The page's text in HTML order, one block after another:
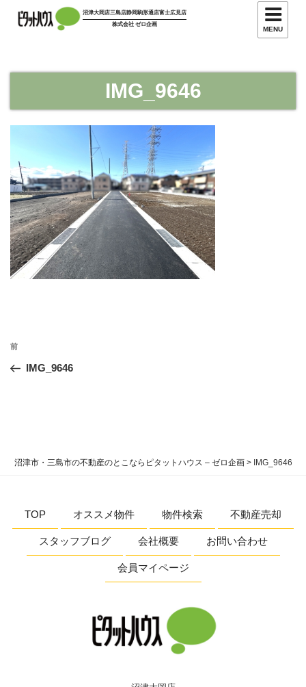
ツ
沼津大岡店三島店静岡駒形通店富士広見店
株式会社 ゼロ企画
MENU
IMG_9646
投
ナ
過
去
前
IMG_9646
沼津市・三島市の不動産のとこならピタットハウス – ゼロ企画> IMG_9646
TOP オススメ物件 物件検索 不動産売却
スタッフブログ 会社概要 お問い合わせ
会員マイページ